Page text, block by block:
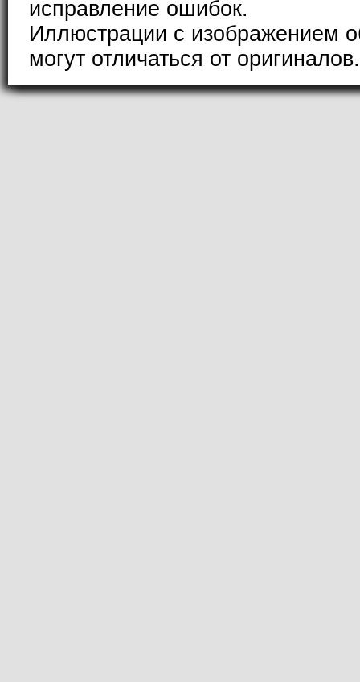
исправление ошибок.
Иллюстрации с изображением
могут отличаться от оригиналов.